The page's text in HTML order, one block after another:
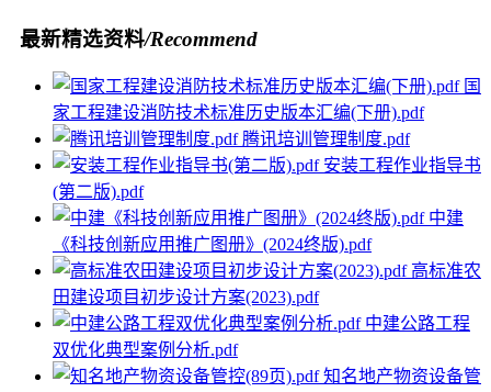
最新精选资料/Recommend
国
家工程建设消防技术标准历史版本汇编(下册).pdf
腾讯培训管理制度.pdf
安装工程作业指导书
(第二版).pdf
中建
《科技创新应用推广图册》(2024终版).pdf
高标准农
田建设项目初步设计方案(2023).pdf
中建公路工程
双优化典型案例分析.pdf
知名地产物资设备管